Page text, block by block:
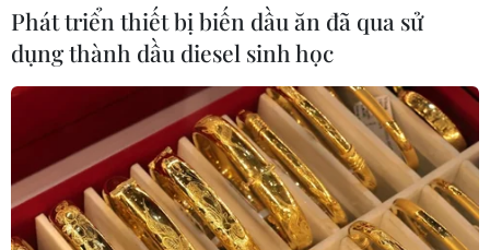
Phát triển thiết bị biến dầu ăn đã qua sử
dụng thành dầu diesel sinh học